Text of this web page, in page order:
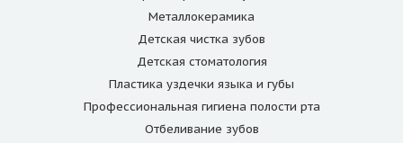
Металлокерамика
Детская чистка зубов
Детская стоматология
Пластика уздечки языка и губы
Профессиональная гигиена полости рта
Отбеливание зубов